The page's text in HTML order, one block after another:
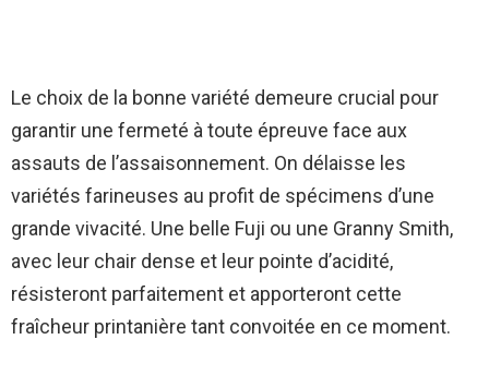
Le choix de la bonne variété demeure crucial pour
garantir une fermeté à toute épreuve face aux
assauts de l’assaisonnement. On délaisse les
variétés farineuses au profit de spécimens d’une
grande vivacité. Une belle Fuji ou une Granny Smith,
avec leur chair dense et leur pointe d’acidité,
résisteront parfaitement et apporteront cette
fraîcheur printanière tant convoitée en ce moment.